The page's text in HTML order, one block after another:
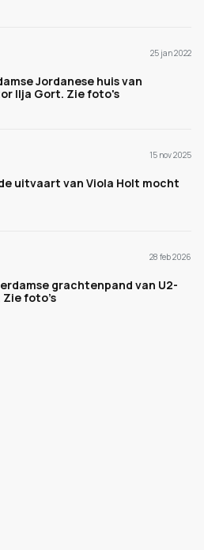
25 jan 2022
Jordanese huis van
Ilja Gort. Zie foto's
15 nov 2025
uitvaart van Viola Holt mocht
28 feb 2026
grachtenpand van U2-
foto’s